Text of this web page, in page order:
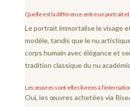
Quelle est la différence entre un portrait et
Le portrait immortalise le visage
modèle, tandis que le nu
corps humain avec élégance et
tradition classique du nu
Les œuvres sont-elles livrées à
Oui, les œuvres achetées via